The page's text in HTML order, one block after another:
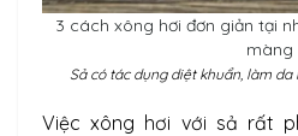
3 cách xông hơi đơn giản tại
màng
Sả có tác dụng diệt khuẩn, làm
Việc xông hơi với sả rất